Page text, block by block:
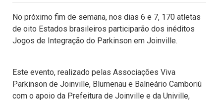
No próximo fim de semana, nos dias 6 e 7, 170 atletas
de oito Estados brasileiros participarão dos inéditos
Jogos de Integração do Parkinson em Joinville.
Este evento, realizado pelas Associações Viva
Parkinson de Joinville, Blumenau e Balneário Camboriú
com o apoio da Prefeitura de Joinville e da Univille,